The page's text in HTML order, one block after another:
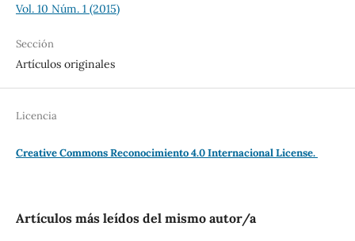
Vol. 10 Núm. 1 (2015)
Sección
Artículos originales
Licencia
Creative Commons Reconocimiento 4.0 Internacional License.
Artículos más leídos del mismo autor/a